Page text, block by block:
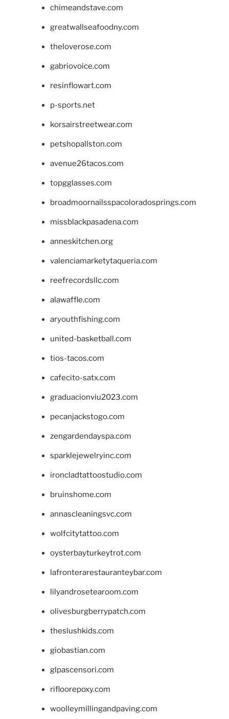
chimeandstave.com
greatwallseafoodny.com
theloverose.com
gabriovoice.com
resinflowart.com
p-sports.net
korsairstreetwear.com
petshopallston.com
avenue26tacos.com
topgglasses.com
broadmoornailsspacoloradosprings.com
missblackpasadena.com
anneskitchen.org
valenciamarketytaqueria.com
reefrecordsllc.com
alawaffle.com
aryouthfishing.com
united-basketball.com
tios-tacos.com
cafecito-satx.com
graduacionviu2023.com
pecanjackstogo.com
zengardendayspa.com
sparklejewelryinc.com
ironcladtattoostudio.com
bruinshome.com
annascleaningsvc.com
wolfcitytattoo.com
oysterbayturkeytrot.com
lafronterarestauranteybar.com
lilyandrosetearoom.com
olivesburgberrypatch.com
theslushkids.com
giobastian.com
glpascensori.com
rifloorepoxy.com
woolleymillingandpaving.com